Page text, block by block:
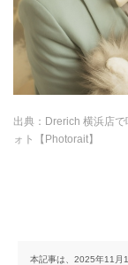
出典： Drerich 横浜店
ォト【Photorait】
本記事は、2025年11月